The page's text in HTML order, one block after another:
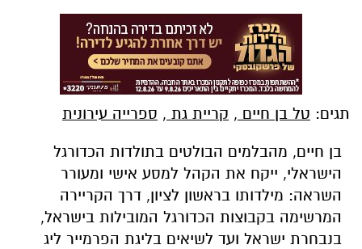
תגים: טל בן חיים , קריית גת , ספרייה עירונית
בן חיים, מהבלמים הבולטים בתולדות הכדורגל
הישראלי, ייקח את הקהל למסע אישי ומעורר
השראה: מילדותו בראשון לציון, דרך הקריירה
המרשימה בקבוצות הכדורגל המובילות בישראל,
בנבחרת ישראל ועד לשיאים בליגת הפרמייר ליג